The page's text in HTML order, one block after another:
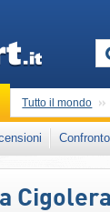
Tutto il mondo
Questo
Italia
Alpi Orientali, Alpi
Confronto
Cigolera